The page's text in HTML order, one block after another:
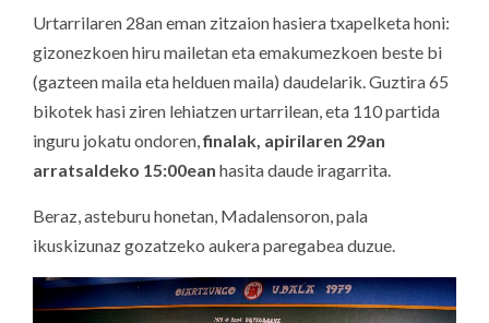
Urtarrilaren 28an eman zitzaion hasiera txapelketa honi:
gizonezkoen hiru mailetan eta emakumezkoen beste bi
(gazteen maila eta helduen maila) daudelarik. Guztira 65
bikotek hasi ziren lehiatzen urtarrilean, eta 110 partida
inguru jokatu ondoren,finalak, apirilaren 29an
arratsaldeko 15:00ean hasita daude iragarrita.
Beraz, asteburu honetan, Madalensoron, pala
ikuskizunaz gozatzeko aukera paregabea duzue.